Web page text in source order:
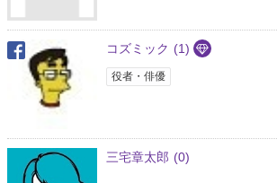
コズミック (1)
役者・俳優
三宅章太郎 (0)